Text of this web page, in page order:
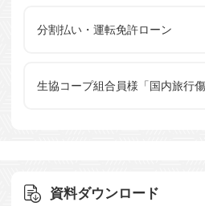
分割払い・運転免許ローン
生協コープ組合員様 「国内旅行
資料ダウンロード